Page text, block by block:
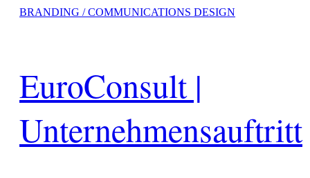
BRANDING / COMMUNICATIONS DESIGN
EuroConsult |
Unternehmensauftritt